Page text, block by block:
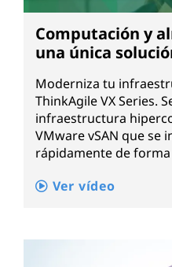
Computación y
una única
Moderniza tu
ThinkAgile VX Series.
infraestructura
VMware vSAN que se
rápidamente de forma
Ver vídeo